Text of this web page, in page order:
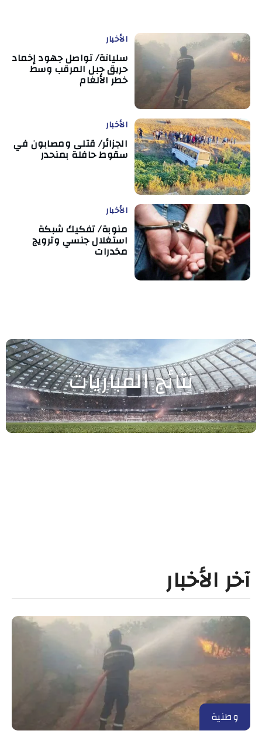
الأخبار
سليانة/ تواصل جهود إخماد
حريق جبل المرقب وسط
خطر الألغام
الأخبار
الجزائر/ قتلى ومصابون في
سقوط حافلة بمنحدر
الأخبار
منوبة/ تفكيك شبكة
استغلال جنسي وترويج
مخدرات
نتائج المباريات
آخر الأخبار
وطنية